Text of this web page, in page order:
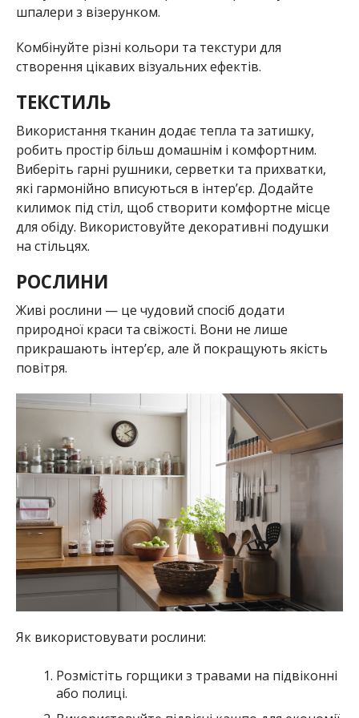
шпалери з візерунком.
Комбінуйте різні кольори та текстури для
створення цікавих візуальних ефектів.
ТЕКСТИЛЬ
Використання тканин додає тепла та затишку,
робить простір більш домашнім і комфортним.
Виберіть гарні рушники, серветки та прихватки,
які гармонійно вписуються в інтер’єр. Додайте
килимок під стіл, щоб створити комфортне місце
для обіду. Використовуйте декоративні подушки
на стільцях.
РОСЛИНИ
Живі рослини — це чудовий спосіб додати
природної краси та свіжості. Вони не лише
прикрашають інтер’єр, але й покращують якість
повітря.
Як використовувати рослини:
Розмістіть горщики з травами на підвіконні
або полиці.